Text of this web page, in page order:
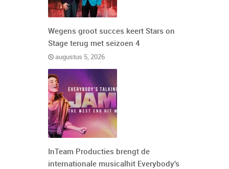
Wegens groot succes keert Stars on
Stage terug met seizoen 4
augustus 5, 2026
InTeam Producties brengt de
internationale musicalhit Everybody's